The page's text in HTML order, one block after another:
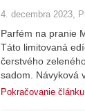
4. decembra 2023,
Parfém na pranie
Táto limitovaná
čerstvého
sadom. Návyková
Pokračovanie článku